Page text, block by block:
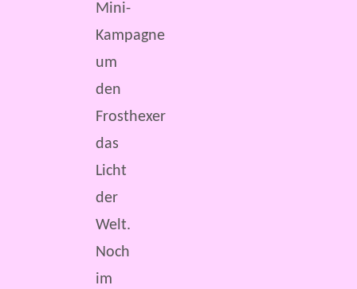
Mini-
Kampagne
um
den
Frosthexer
das
Licht
der
Welt.
Noch
im